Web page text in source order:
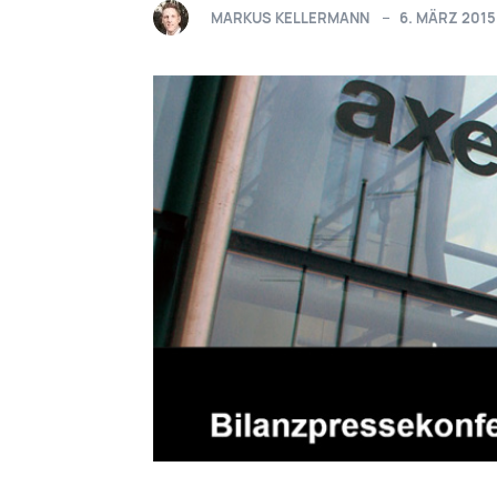
MARKUS KELLERMANN 6. MÄRZ 2015